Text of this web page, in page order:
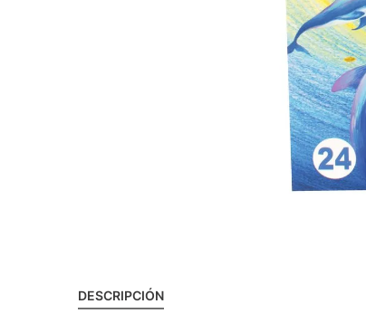
DESCRIPCIÓN